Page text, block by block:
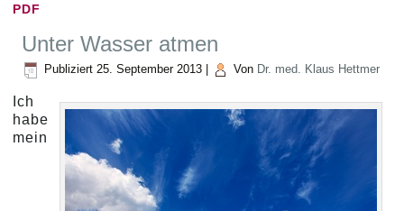
PDF
Unter Wasser atmen
Publiziert 25. September 2013 Von Dr. med. Klaus Hettmer
Ich
habe
mein